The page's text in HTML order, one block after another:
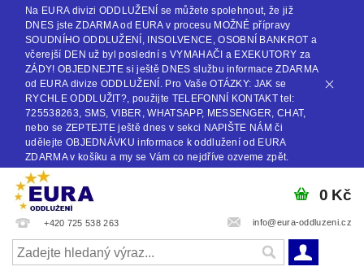
Na EURA divizi ODDLUŽENÍ se můžete spolehnout, že již
DNES jste ZDARMA od EURA v procesu MOŽNÉ přípravy
SOUDNÍHO ODDLUŽENÍ, INSOLVENCE, OSOBNÍ BANKROT a
včerejší DEN už byl poslední s VYMAHAČI a EXEKUTORY za
ZÁDY! OBJEDNEJTE si ještě DNES službu informace ZDARMA
od EURA divize ODDLUŽENÍ. Pro Vaše OTÁZKY: JAK se
RYCHLE ODDLUŽIT?, použijte TELEFONNÍ KONTAKT tel:
725538263, SMS, VIBER, WHATSAPP, MESSENGER, CHAT,
nebo se ZEPTEJTE ještě dnes v sekci NAPIŠTE NÁM či
udělejte OBJEDNÁVKU informace k oddlužení od EURA
ZDARMA v košíku a my se Vám co nejdříve ozveme zpět.
+420 725 538 263 info@eura-oddluzeni.cz
0 Kč